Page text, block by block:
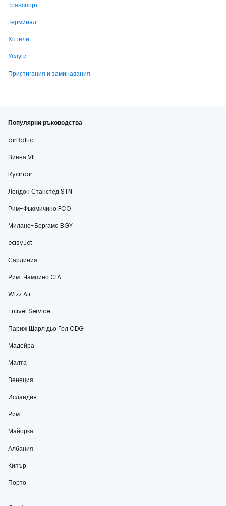
Транспорт
Терминал
Хотели
Услуги
Пристигания и заминавания
Популярни ръководства
airBaltic
Виена VIE
Ryanair
Лондон Станстед STN
Рим-Фьюмичино FCO
Милано-Бергамо BGY
easyJet
Сардиния
Рим-Чампино CIA
Wizz Air
Travel Service
Париж Шарл дьо Гол CDG
Мадейра
Малта
Венеция
Исландия
Рим
Майорка
Албания
Кипър
Порто